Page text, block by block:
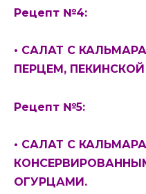
Рецепт №4:
• САЛАТ С
ПЕРЦЕМ,
Рецепт №5:
• САЛАТ С
ОГУРЦАМИ.